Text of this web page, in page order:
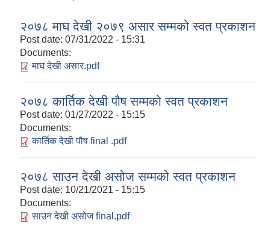
२०७८ माघ देखी २०७९ असार सम्मको स्वत प्रकाशन
Post date: 07/31/2022 - 15:31
Documents:
माघ देखी असार.pdf
२०७८ कार्तिक देखी पौष सम्मको स्वत प्रकाशन
Post date: 01/27/2022 - 15:15
Documents:
कार्तिक देखी पौष final .pdf
२०७८ साउन देखी असोज सम्मको स्वत प्रकाशन
Post date: 10/21/2021 - 15:15
Documents:
साउन देखी असोज final.pdf